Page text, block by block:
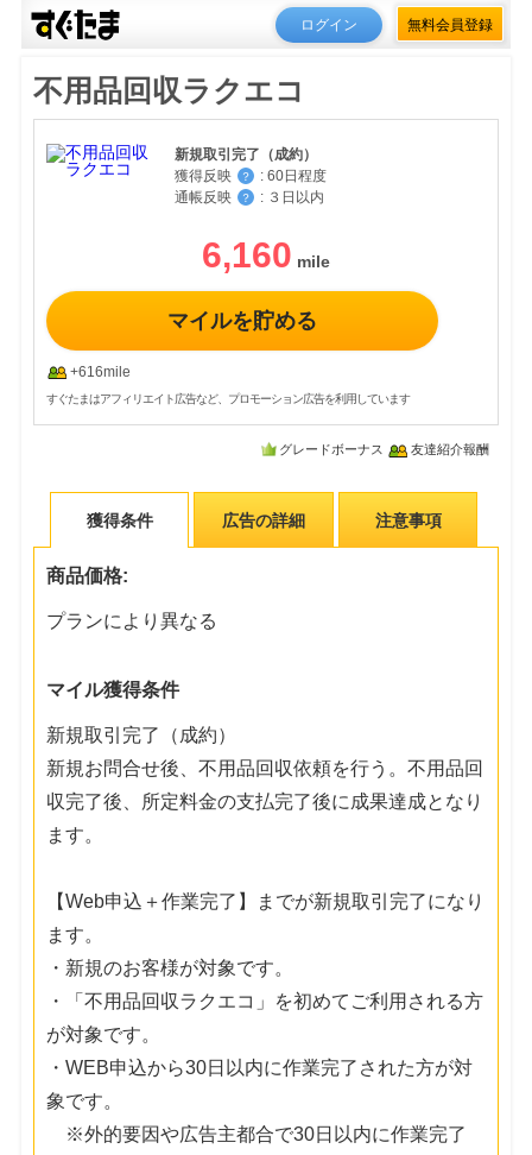
ログイン 無料会員登録
不用品回収ラクエコ
新規取引完了（成約）
獲得反映
？ : 60日程度
通帳反映
？ : ３日以内
6,160
マイルを貯める
+616mile
すぐたまはアフィリエイト広告など、プロモーション広告を利用しています
グレードボーナス 友達紹介報酬
獲得条件 広告の詳細 注意事項
商品価格:
プランにより異なる
マイル獲得条件
新規取引完了（成約）
新規お問合せ後、不用品回収依頼を行う。不用品回
収完了後、所定料金の支払完了後に成果達成となり
ます。
【Web申込＋作業完了】までが新規取引完了になり
ます。
・新規のお客様が対象です。
・「不用品回収ラクエコ」を初めてご利用される方
が対象です。
・WEB申込から30日以内に作業完了された方が対
象です。
※外的要因や広告主都合で30日以内に作業完了